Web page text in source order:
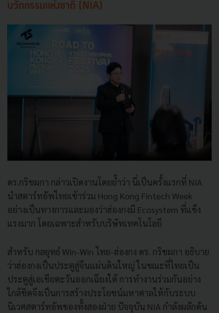
นวัตกรรมแห่งชาติ (NIA)
ดร.กริชผกา กล่าวเปิดงานโดยย้ำว่า นี่เป็นครั้งแรกที่ NIA
นำสตาร์ทอัพไทยเข้าร่วม Hong Kong Fintech Week
อย่างเป็นทางการและมองว่าฮ่องกงมี Ecosystem ที่แข็ง
แรงมาก โดยเฉพาะสำหรับบริษัทเทคโนโลยี
สำหรับ กลยุทธ์ Win-Win ไทย-ฮ่องกง ดร. กริชผกา อธิบาย
ว่าฮ่องกงเป็นประตูสู่จีนแผ่นดินใหญ่ ในขณะที่ไทยเป็น
ประตูสู่เอเชียตะวันออกเฉียงใต้ การทำงานร่วมกันอย่าง
ใกล้ชิดจึงเป็นการสร้างประโยชน์มหาศาลให้กับระบบ
นิเวศสตาร์ทอัพของทั้งสองฝ่าย ปัจจุบัน NIA กำลังผลักดัน